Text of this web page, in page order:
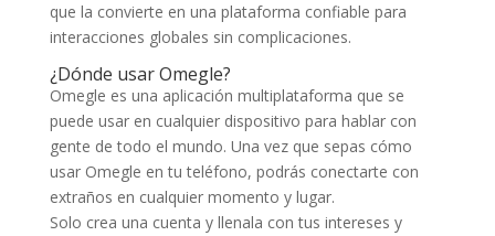
que la convierte en una plataforma confiable para
interacciones globales sin complicaciones.
¿Dónde usar Omegle?
Omegle es una aplicación multiplataforma que se
puede usar en cualquier dispositivo para hablar con
gente de todo el mundo. Una vez que sepas cómo
usar Omegle en tu teléfono, podrás conectarte con
extraños en cualquier momento y lugar.
Solo crea una cuenta y llenala con tus intereses y